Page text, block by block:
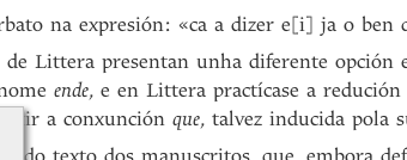
na expresión: «ca a dizer e[i] ja o ben
de Littera presentan unha diferente
ende, e en Littera practícase a redución
a conxunción que, talvez inducida pola